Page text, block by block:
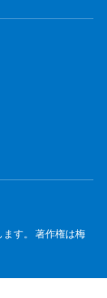
す。 著作権は梅